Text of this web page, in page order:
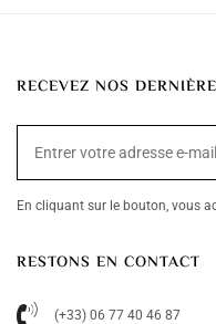
RECEVEZ NOS
En cliquant sur le bouton, vous
RESTONS EN CONTACT
(+33) 06 77 40 46 87